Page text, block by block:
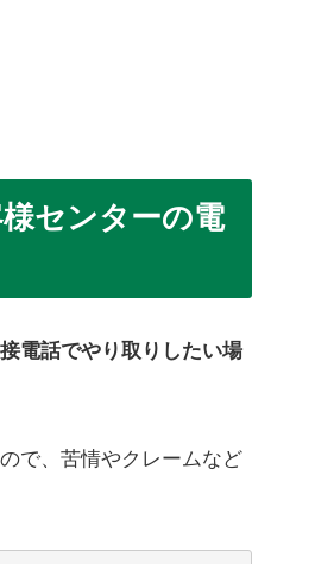
センターの電
電話でやり取りしたい場
で、苦情やクレームなど